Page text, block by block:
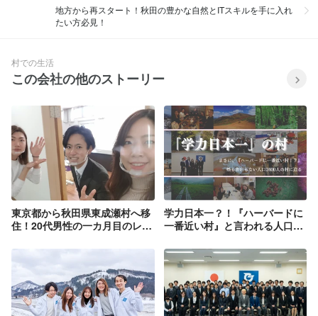
地方から再スタート！秋田の豊かな自然とITスキルを手に入れ
たい方必見！
村での生活
この会社の他のストーリー
東京都から秋田県東成瀬村へ移
住！20代男性の一カ月目のレビ
学力日本一？！『ハーバードに
一番近い村』と言われる人口
に迫る！